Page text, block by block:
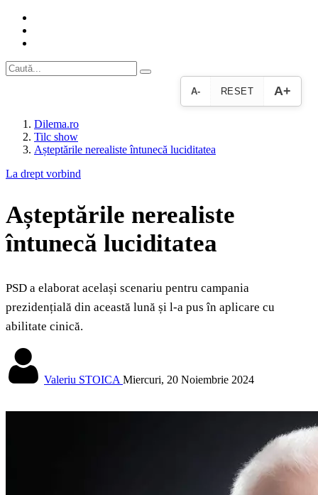
A- RESET A+
Dilema.ro
Tilc show
Așteptările nerealiste întunecă luciditatea
La drept vorbind
Așteptările nerealiste
întunecă luciditatea
PSD a elaborat același scenariu pentru campania
prezidențială din această lună și l-a pus în aplicare cu
abilitate cinică.
Valeriu STOICA Miercuri, 20 Noiembrie 2024